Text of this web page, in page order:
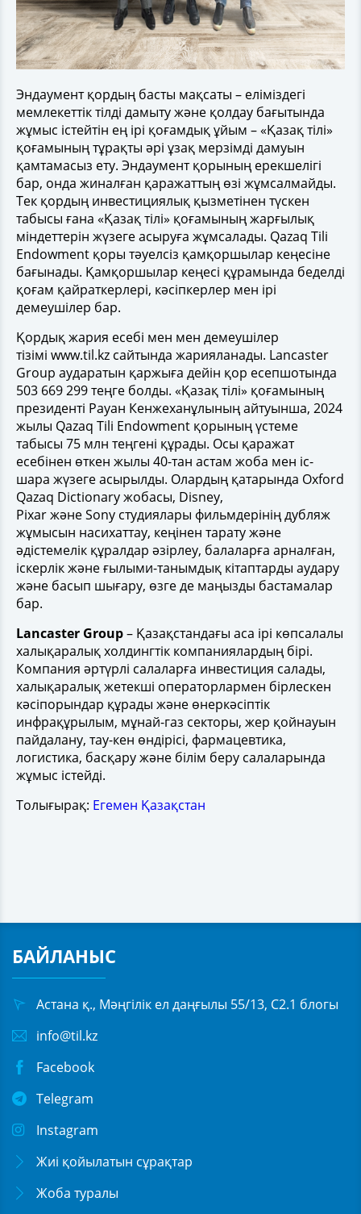
Эндаумент қордың басты мақсаты – еліміздегі
мемлекеттік тілді дамыту және қолдау бағытында
жұмыс істейтін ең ірі қоғамдық ұйым – «Қазақ тілі»
қоғамының тұрақты әрі ұзақ мерзімді дамуын
қамтамасыз ету. Эндаумент қорының ерекшелігі
бар, онда жиналған қаражаттың өзі жұмсалмайды.
Тек қордың инвестициялық қызметінен түскен
табысы ғана «Қазақ тілі» қоғамының жарғылық
міндеттерін жүзеге асыруға жұмсалады. Qazaq Tili
Endowment қоры тәуелсіз қамқоршылар кеңесіне
бағынады. Қамқоршылар кеңесі құрамында беделді
қоғам қайраткерлері, кәсіпкерлер мен ірі
демеушілер бар.
Қордық жария есебі мен мен демеушілер
тізімі www.til.kz сайтында жарияланады. Lancaster
Group аударатын қаржыға дейін қор есепшотында
503 669 299 теңге болды. «Қазақ тілі» қоғамының
президенті Рауан Кенжеханұлының айтуынша, 2024
жылы Qazaq Tili Endowment қорының үстеме
табысы 75 млн теңгені құрады. Осы қаражат
есебінен өткен жылы 40-тан астам жоба мен іс-
шара жүзеге асырылды. Олардың қатарында Oxford
Qazaq Dictionary жобасы, Disney,
Pixar және Sony студиялары фильмдерінің дубляж
жұмысын насихаттау, кеңінен тарату және
әдістемелік құралдар әзірлеу, балаларға арналған,
іскерлік және ғылыми-танымдық кітаптарды аудару
және басып шығару, өзге де маңызды бастамалар
бар.
Lancaster Group– Қазақстандағы аса ірі көпсалалы
халықаралық холдингтік компаниялардың бірі.
Компания әртүрлі салаларға инвестиция салады,
халықаралық жетекші операторлармен бірлескен
кәсіпорындар құрады және өнеркәсіптік
инфрақұрылым, мұнай-газ секторы, жер қойнауын
пайдалану, тау-кен өндірісі, фармацевтика,
логистика, басқару және білім беру салаларында
жұмыс істейді.
Толығырақ: Егемен Қазақстан
БАЙЛАНЫС
Астана қ., Мәңгілік ел даңғылы 55/13, С2.1 блогы
info@til.kz
Facebook
Telegram
Instagram
Жиі қойылатын сұрақтар
Жоба туралы